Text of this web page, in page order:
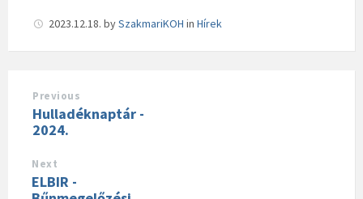
2023.12.18. bySzakmariKOH in Hírek
Previous
Hulladéknaptár -
2024.
Next
ELBIR -